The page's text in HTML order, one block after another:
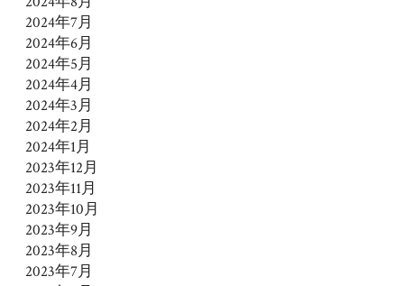
2024年7月
2024年6月
2024年5月
2024年4月
2024年3月
2024年2月
2024年1月
2023年12月
2023年11月
2023年10月
2023年9月
2023年8月
2023年7月